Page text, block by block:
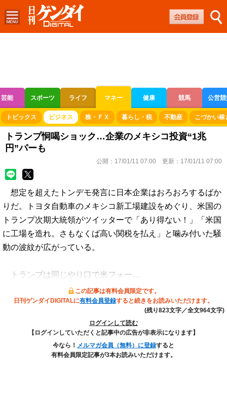
芸能 スポーツ ライフ マネー 健康 競馬 公営
ボートレース 競輪 オートレース
トピックス ビジネス 株・ＦＸ 暮らし・税 不動産 こづかい稼
トランプ恫喝ショック…企業のメキシコ投資“1兆
円”パーも
公開： 17/01/11 07:00 更新： 17/01/11 07:00
想定を超えたトンデモ発言に日本企業はおろおろするばか
りだ。トヨタ自動車のメキシコ新工場建設をめぐり、米国の
トランプ次期大統領がツイッターで「あり得ない！」「米国
に工場を造れ。さもなくば高い関税を払え」と噛み付いた騒
動の波紋が広がっている。
トランプは同じやり口で米フォー…
この記事は有料会員限定です。
日刊ゲンダイDIGITALに有料会員登録すると続きをお読みいただけます。
(残り823文字／全文964文字)
ログインして読む
【ログインしていただくと記事中の広告が非表示になります】
今なら！ メルマガ会員（無料）に登録すると
有料会員限定記事が3本お読みいただけます。